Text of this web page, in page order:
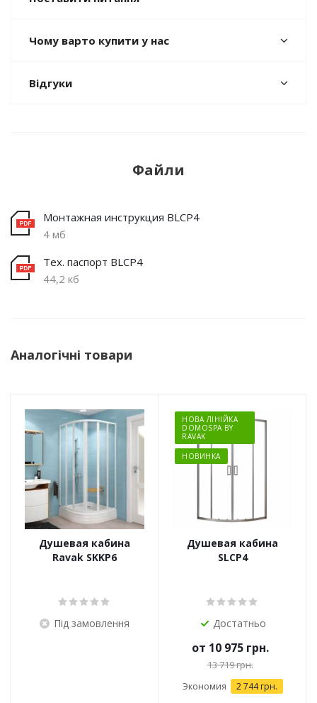
Чому варто купити у нас
Відгуки
Файли
Монтажная инструкция BLCP4
4 мб
Тех. паспорт BLCP4
44,2 кб
Аналогічні товари
Душевая кабина
Ravak SKKP6
Під замовлення
НОВА ЛІНІЙКА
DOMOSPA BY
RAVAK
НОВИНКА
Душевая кабина
SLCP4
Достатньо
от 10 975 грн.
13 719 грн.
Экономия 2 744 грн.